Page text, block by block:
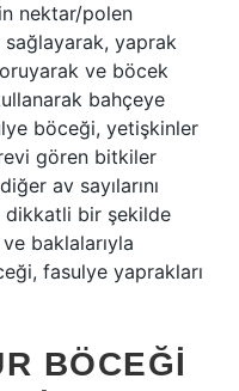
nektar/polen
yaprak
ve böcek
bahçeye
böceği, yetişkinler
gören bitkiler
av sayılarını
dikkatli bir şekilde
baklalarıyla
fasulye yaprakları
BÖCEĞI